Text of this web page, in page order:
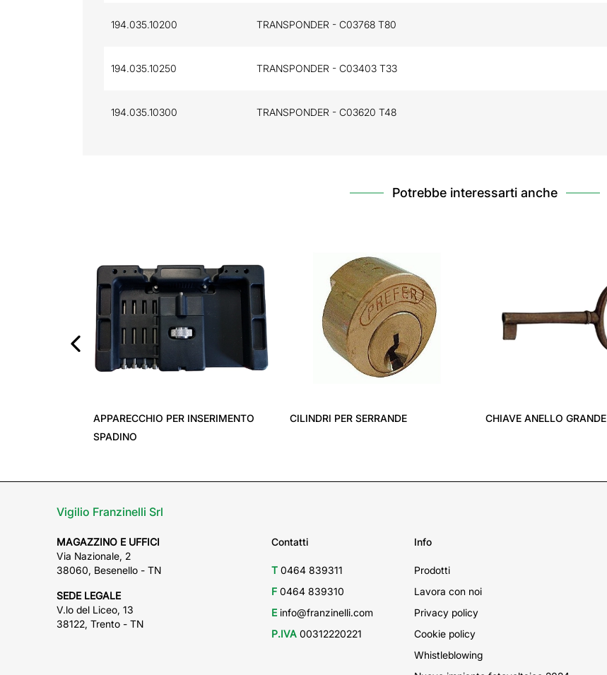
194.035.10200 TRANSPONDER - C03768 T80
194.035.10250 TRANSPONDER - C03403 T33
194.035.10300 TRANSPONDER - C03620 T48
Potrebbe interessarti anche
APPARECCHIO PER INSERIMENTO
SPADINO
CILINDRI PER SERRANDE CHIAVE ANELLO GRANDE
Vigilio Franzinelli Srl
MAGAZZINO E UFFICI
Via Nazionale, 2
38060, Besenello - TN
SEDE LEGALE
V.lo del Liceo, 13
38122, Trento - TN
Contatti
T0464 839311
F0464 839310
Einfo@franzinelli.com
P.IVA00312220221
Info
Prodotti
Lavora con noi
Privacy policy
Cookie policy
Whistleblowing